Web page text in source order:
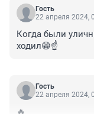
Гость
22 апреля 2024,
Когда были
ходил😁☝️
Гость
22 апреля 2024,
🔥